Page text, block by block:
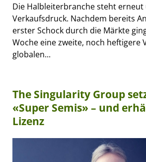
Die Halbleiterbranche steht
Verkaufsdruck. Nachdem bereits
erster Schock durch die Märkte
Woche eine zweite, noch heftigere
globalen...
The Singularity Group
«Super Semis» – und
Lizenz